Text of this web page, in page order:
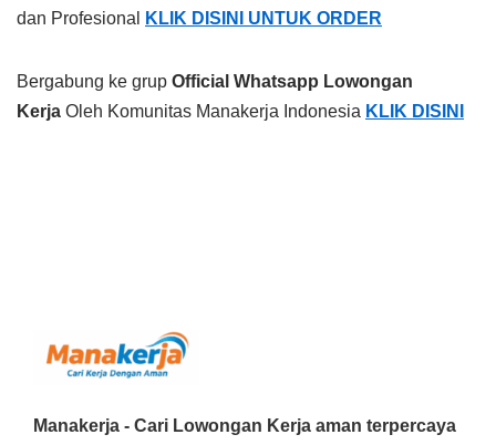
dan Profesional
KLIK DISINI UNTUK ORDER
Bergabung ke grup Official Whatsapp Lowongan
Kerja Oleh Komunitas Manakerja Indonesia KLIK DISINI
Manakerja - Cari Lowongan Kerja aman terpercaya